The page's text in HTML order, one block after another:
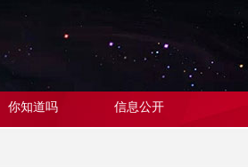
你知道吗 信息公开